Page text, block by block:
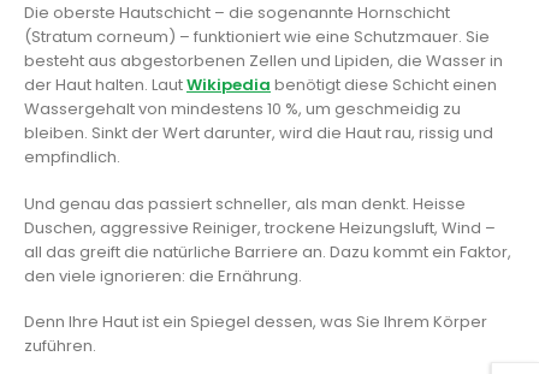
Die oberste Hautschicht – die sogenannte Hornschicht
(Stratum corneum) – funktioniert wie eine Schutzmauer. Sie
besteht aus abgestorbenen Zellen und Lipiden, die Wasser in
der Haut halten. LautWikipedia benötigt diese Schicht einen
Wassergehalt von mindestens 10 %, um geschmeidig zu
bleiben. Sinkt der Wert darunter, wird die Haut rau, rissig und
empfindlich.
Und genau das passiert schneller, als man denkt. Heisse
Duschen, aggressive Reiniger, trockene Heizungsluft, Wind –
all das greift die natürliche Barriere an. Dazu kommt ein Faktor,
den viele ignorieren: die Ernährung.
Denn Ihre Haut ist ein Spiegel dessen, was Sie Ihrem Körper
zuführen.